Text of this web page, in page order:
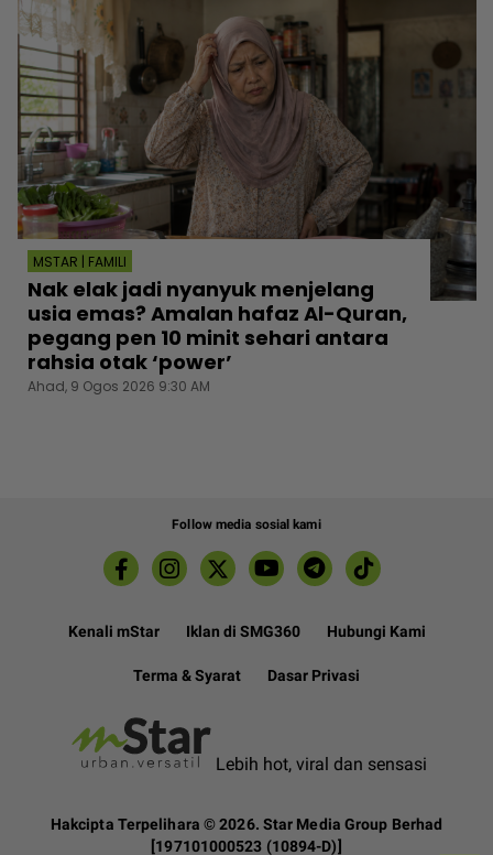
MSTAR | FAMILI
Nak elak jadi nyanyuk menjelang
usia emas? Amalan hafaz Al-Quran,
pegang pen 10 minit sehari antara
rahsia otak ‘power’
Ahad, 9 Ogos 2026 9:30 AM
Follow media sosial kami
Kenali mStar Iklan di SMG360 Hubungi Kami
Terma & Syarat Dasar Privasi
Lebih hot, viral dan sensasi
Hakcipta Terpelihara ©2026. Star Media Group Berhad
[197101000523 (10894-D)]